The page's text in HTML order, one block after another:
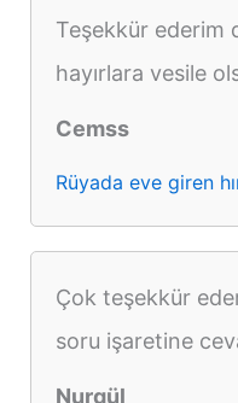
Teşekkür ederim
hayırlara vesile
Cemss
Rüyada eve giren
Çok teşekkür
soru işaretine
Nurgül